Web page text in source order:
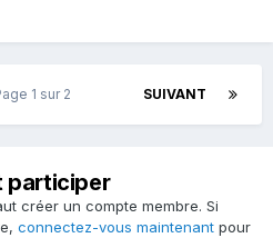
SUIVANT
1 sur 2
participer
créer un compte membre. Si
connectez-vous maintenant pour